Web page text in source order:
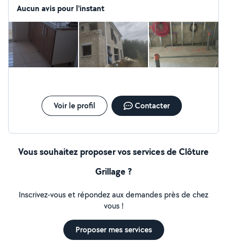
Aucun avis pour l'instant
Voir le profil Contacter
Vous souhaitez proposer vos services de Clôture
Grillage ?
Inscrivez-vous et répondez aux demandes près de chez
vous !
Proposer mes services